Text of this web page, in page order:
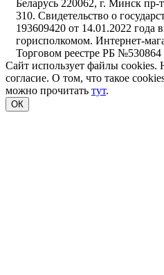
Беларусь 220062, г. Минск
310. Свидетельство о
193609420 от 14.01.2022
горисполкомом. Интернет-
Торговом реестре РБ №530864
Сайт использует файлы
согласие. О том, что такое
можно прочитать тут.
ОК